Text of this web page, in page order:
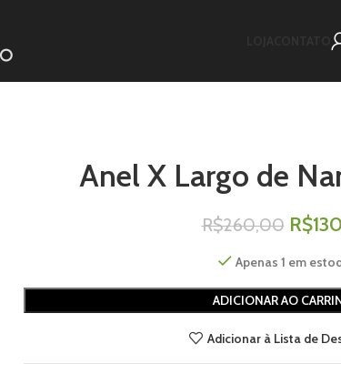
Anel X Largo de
R$260,00 R$
Apenas 1 em
ADICIONAR AO
Adicionar à Lista de